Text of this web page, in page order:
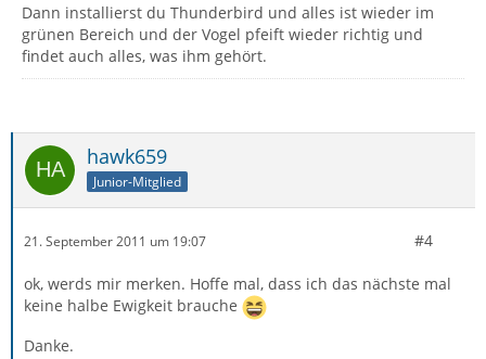
Dann installierst du Thunderbird und alles ist wieder im
grünen Bereich und der Vogel pfeift wieder richtig und
findet auch alles, was ihm gehört.
hawk659
Junior-Mitglied
21. September 2011 um 19:07 #4
ok, werds mir merken. Hoffe mal, dass ich das nächste mal
keine halbe Ewigkeit brauche
Danke.